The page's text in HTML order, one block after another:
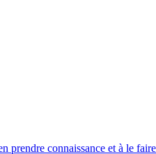
prendre connaissance et à le